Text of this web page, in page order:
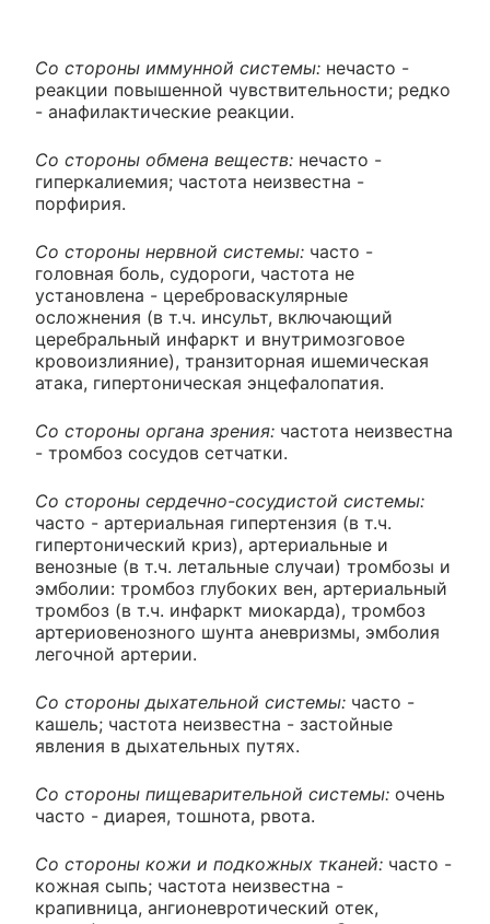
Со стороны иммунной системы: нечасто -
реакции повышенной чувствительности; редко
- анафилактические реакции.
Со стороны обмена веществ: нечасто -
гиперкалиемия; частота неизвестна -
порфирия.
Со стороны нервной системы: часто -
головная боль, судороги, частота не
установлена - цереброваскулярные
осложнения (в т.ч. инсульт, включающий
церебральный инфаркт и внутримозговое
кровоизлияние), транзиторная ишемическая
атака, гипертоническая энцефалопатия.
Со стороны органа зрения: частота неизвестна
- тромбоз сосудов сетчатки.
Со стороны сердечно-сосудистой системы:
часто - артериальная гипертензия (в т.ч.
гипертонический криз), артериальные и
венозные (в т.ч. летальные случаи) тромбозы и
эмболии: тромбоз глубоких вен, артериальный
тромбоз (в т.ч. инфаркт миокарда), тромбоз
артериовенозного шунта аневризмы, эмболия
легочной артерии.
Со стороны дыхательной системы: часто -
кашель; частота неизвестна - застойные
явления в дыхательных путях.
Со стороны пищеварительной системы: очень
часто - диарея, тошнота, рвота.
Со стороны кожи и подкожных тканей: часто -
кожная сыпь; частота неизвестна -
крапивница, ангионевротический отек,